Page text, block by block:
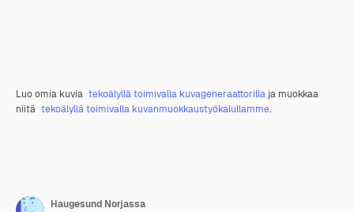
Luo omia kuvia tekoälyllä toimivalla kuvageneraattorilla ja muokkaa
niitä tekoälyllä toimivalla kuvanmuokkaustyökalullamme.
Haugesund Norjassa